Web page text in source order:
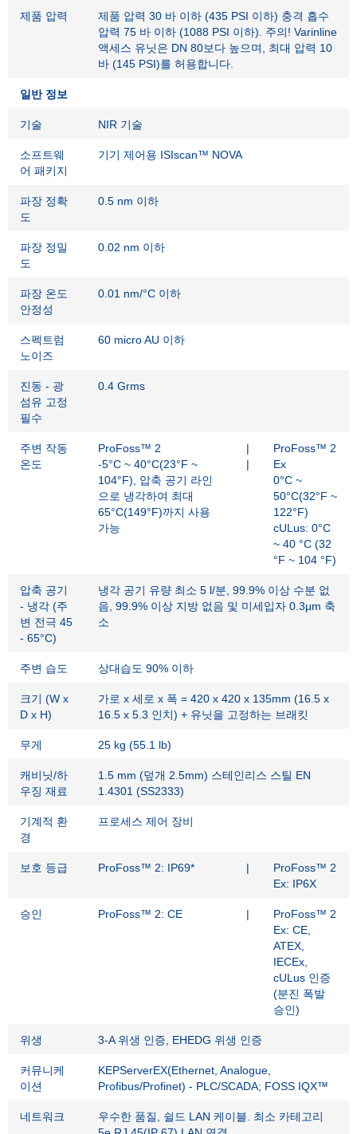
제품 압력
제품 압력 30 바 이하 (435 PSI 이하) 충격 흡수
압력 75 바 이하 (1088 PSI 이하). 주의! Varinline
액세스 유닛은 DN 80보다 높으며, 최대 압력 10
바 (145 PSI)를 허용합니다.
일반 정보
기술 NIR 기술
소프트웨
어 패키지
기기 제어용 ISIscan™ NOVA
파장 정확
도
0.5 nm 이하
파장 정밀
도
0.02 nm 이하
파장 온도
안정성
0.01 nm/°C 이하
스펙트럼
노이즈
60 micro AU 이하
진동 - 광
섬유 고정
필수
0.4 Grms
주변 작동
온도
ProFoss™ 2
-5°C ~ 40°C(23°F ~
104°F), 압축 공기 라인
으로 냉각하여 최대
65°C(149°F)까지 사용
가능
|
|
ProFoss™ 2
Ex
0°C ~
50°C(32°F ~
122°F)
cULus: 0°C
~ 40 °C (32
°F ~ 104 °F)
압축 공기
- 냉각 (주
변 전극 45
- 65°C)
냉각 공기 유량 최소 5 l/분, 99.9% 이상 수분 없
음, 99.9% 이상 지방 없음 및 미세입자 0.3μm 축
소
주변 습도 상대습도 90% 이하
크기 (W x
D x H)
가로 x 세로 x 폭 = 420 x 420 x 135mm (16.5 x
16.5 x 5.3 인치) + 유닛을 고정하는 브래킷
무게 25 kg (55.1 lb)
캐비닛/하
우징 재료
1.5 mm (덮개 2.5mm) 스테인리스 스틸 EN
1.4301 (SS2333)
기계적 환
경
프로세스 제어 장비
보호 등급 ProFoss™ 2: IP69* |
ProFoss™ 2
Ex: IP6X
승인 ProFoss™ 2: CE |
ProFoss™ 2
Ex: CE,
ATEX,
IECEx,
cULus 인증
(분진 폭발
승인)
위생 3-A 위생 인증, EHEDG 위생 인증
커뮤니케
이션
KEPServerEX(Ethernet, Analogue,
Profibus/Profinet) - PLC/SCADA; FOSS IQX™
네트워크
우수한 품질, 쉴드 LAN 케이블. 최소 카테고리